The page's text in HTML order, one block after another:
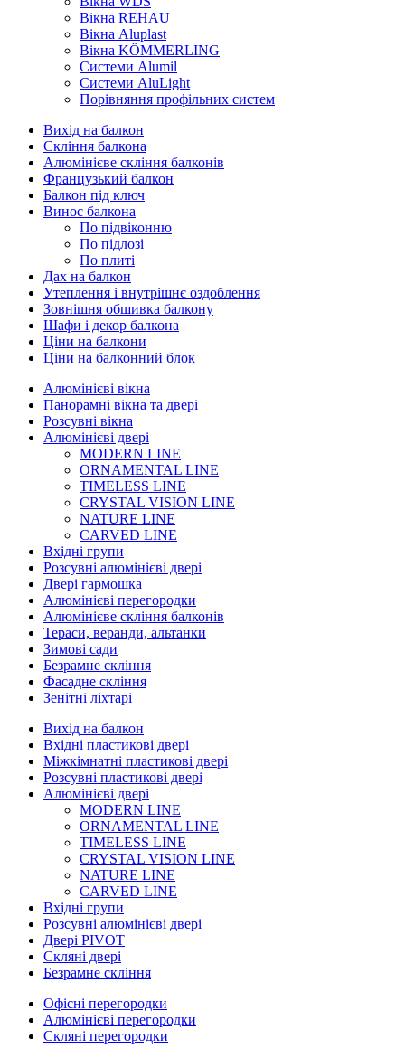
Вікна REHAU
Вікна Aluplast
Вікна KÖMMERLING
Cистеми Alumil
Системи AluLight
Порівняння профільних систем
Вихід на балкон
Скління балкона
Алюмінієве скління балконів
Французький балкон
Балкон під ключ
Винос балкона
По підвіконню
По підлозі
По плиті
Дах на балкон
Утеплення і внутрішнє оздоблення
Зовнішня обшивка балкону
Шафи і декор балкона
Ціни на балкони
Ціни на балконний блок
Алюмінієві вікна
Панорамні вікна та двері
Розсувні вікна
Алюмінієві двері
MODERN LINE
ORNAMENTAL LINE
TIMELESS LINE
CRYSTAL VISION LINE
NATURE LINE
CARVED LINE
Вхідні групи
Розсувні алюмінієві двері
Двері гармошка
Алюмінієві перегородки
Алюмінієве скління балконів
Тераси, веранди, альтанки
Зимові сади
Безрамне скління
Фасадне скління
Зенітні ліхтарі
Вихід на балкон
Вхідні пластикові двері
Міжкімнатні пластикові двері
Розсувні пластикові двері
Алюмінієві двері
MODERN LINE
ORNAMENTAL LINE
TIMELESS LINE
CRYSTAL VISION LINE
NATURE LINE
CARVED LINE
Вхідні групи
Розсувні алюмінієві двері
Двері PIVOT
Скляні двері
Безрамне скління
Офісні перегородки
Алюмінієві перегородки
Скляні перегородки